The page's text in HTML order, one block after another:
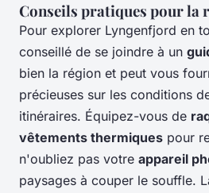
Conseils pratiques pour la
Pour explorer Lyngenfjord en
conseillé de se joindre à un
bien la région et peut vous
précieuses sur les conditions
itinéraires. Équipez-vous de
vêtements thermiques pour
n'oubliez pas votre appareil
paysages à couper le souffle.